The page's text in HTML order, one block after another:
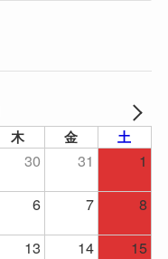
木 金 土
30 31
1
6 7 8
13 14
15